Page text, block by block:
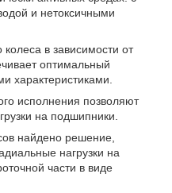
и нетоксичными
в зависимости от
оптимальный
характеристиками.
исполнения позволяют
на подшипники.
найдено решение,
нагрузки на
части в виде